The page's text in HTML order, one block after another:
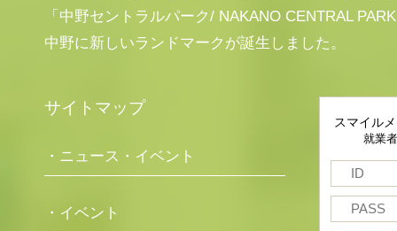
「中野セントラルパーク/ NAKANO CENTRAL
中野に新しいランドマークが誕生しました。
サイトマップ
・ニュース・イベント
・イベント
スマイル
就業